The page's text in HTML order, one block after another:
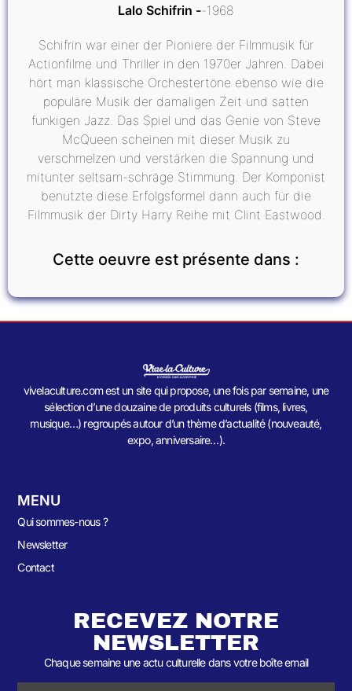
Lalo Schifrin 1968
Schifrin war einer der Pioniere der Filmmusik für
Actionfilme und Thriller in den 1970er Jahren. Dabei
hört man klassische Orchestertöne ebenso wie die
populäre Musik der damaligen Zeit und satten
funkigen Jazz. Das Spiel und das Genie von Steve
McQueen scheinen mit dieser Musik zu
verschmelzen und verstärken die Spannung und
mitunter seltsam-schräge Stimmung. Der Komponist
benutzte diese Erfolgsformel dann auch für die
Filmmusik der Dirty Harry Reihe mit Clint Eastwood.
Cette oeuvre est présente dans :
vivelaculture.com est un site qui propose, une fois par semaine, une
sélection d’une douzaine de produits culturels (films, livres,
musique…) regroupés autour d’un thème d’actualité (nouveauté,
expo, anniversaire…).
MENU
Qui sommes-nous ?
Newsletter
Contact
RECEVEZ NOTRE
NEWSLETTER
Chaque semaine une actu culturelle dans votre boîte email